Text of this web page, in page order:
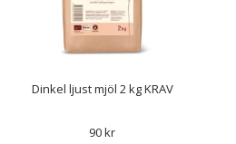
Dinkel ljust mjöl 2 kg KRAV
90 kr